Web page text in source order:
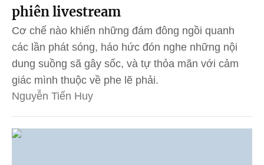
phiên livestream
Cơ chế nào khiến những đám đông ngồi quanh
các lần phát sóng, háo hức đón nghe những nội
dung suồng sã gây sốc, và tự thỏa mãn với cảm
giác mình thuộc về phe lẽ phải.
Nguyễn Tiến Huy